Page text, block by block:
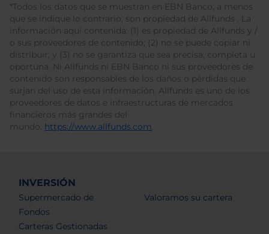
*Todos los datos que se muestran en EBN Banco, a menos
que se indique lo contrario, son propiedad de Allfunds . La
información aquí contenida: (1) es propiedad de Allfunds y /
o sus proveedores de contenido; (2) no se puede copiar ni
distribuir; y (3) no se garantiza que sea precisa, completa u
oportuna. Ni Allfunds ni EBN Banco ni sus proveedores de
contenido son responsables de los daños o pérdidas que
surjan del uso de esta información. Allfunds es uno de los
proveedores de datos e infraestructuras de mercados
financieros más grandes del
mundo. https://www.allfunds.com.
INVERSIÓN
Supermercado de
Fondos
Carteras Gestionadas
Valoramos su cartera